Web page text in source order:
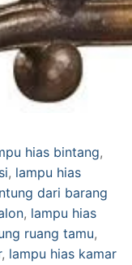
hias bintang,
, lampu hias
dari barang
, lampu hias
ruang tamu,
, lampu hias kamar